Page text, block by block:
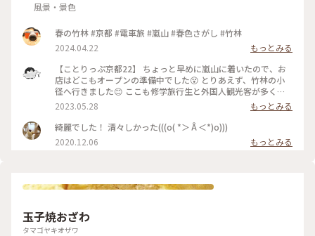
風景・景色
春の竹林 #京都 #電車旅 #嵐山 #春色さがし #竹林
2024.04.22
もっとみる
【ことりっぷ京都22】 ちょっと早めに嵐山に着いたので、お
店はどこもオープンの準備中でした😵 とりあえず、竹林の小
径へ行きました😊 ここも修学旅行生と外国人観光客が多く、
特に中国系の方の声が竹林の中に響いていました🤫 竹林の小
径には人力車専用の道が整備されており、外国人観光客を乗せ
た人力車に出会いました😄 #私のことりっぷ旅 #京都 #竹林の
小径 #人力車 令和５年５月21日撮影
2023.05.28
もっとみる
綺麗でした！ 清々しかった(((o( *＞Å＜*)o)))
2020.12.06
もっとみる
玉子焼おざわ
タマゴヤキオザワ